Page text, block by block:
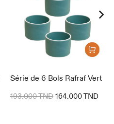
Série de 6 Bols Rafraf Vert
193.000TND 164.000TND